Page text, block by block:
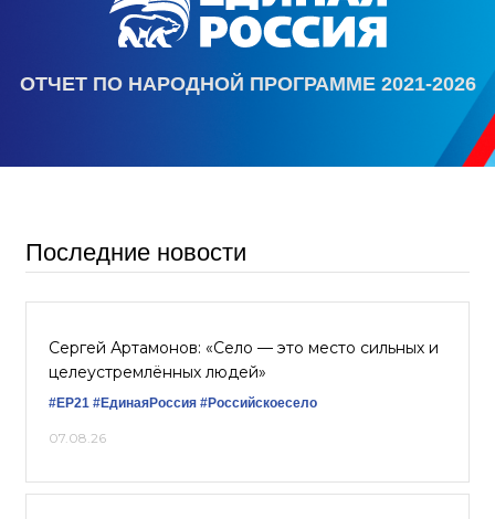
ОТЧЕТ ПО НАРОДНОЙ ПРОГРАММЕ 2021-2026
Последние новости
Сергей Артамонов: «Село — это место сильных и
целеустремлённых людей»
#ЕР21 #‎ЕдинаяРоссия #Российскоесело
07.08.26